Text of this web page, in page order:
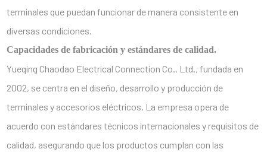
terminales que puedan funcionar de manera consistente en
diversas condiciones.
Capacidades de fabricación y estándares de calidad.
Yueqing Chaodao Electrical Connection Co., Ltd., fundada en
2002, se centra en el diseño, desarrollo y producción de
terminales y accesorios eléctricos. La empresa opera de
acuerdo con estándares técnicos internacionales y requisitos de
calidad, asegurando que los productos cumplan con las